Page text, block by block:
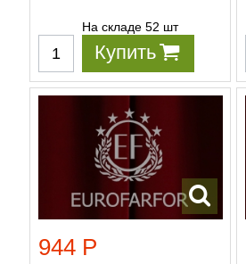
На складе 52 шт
Купить
944 Р